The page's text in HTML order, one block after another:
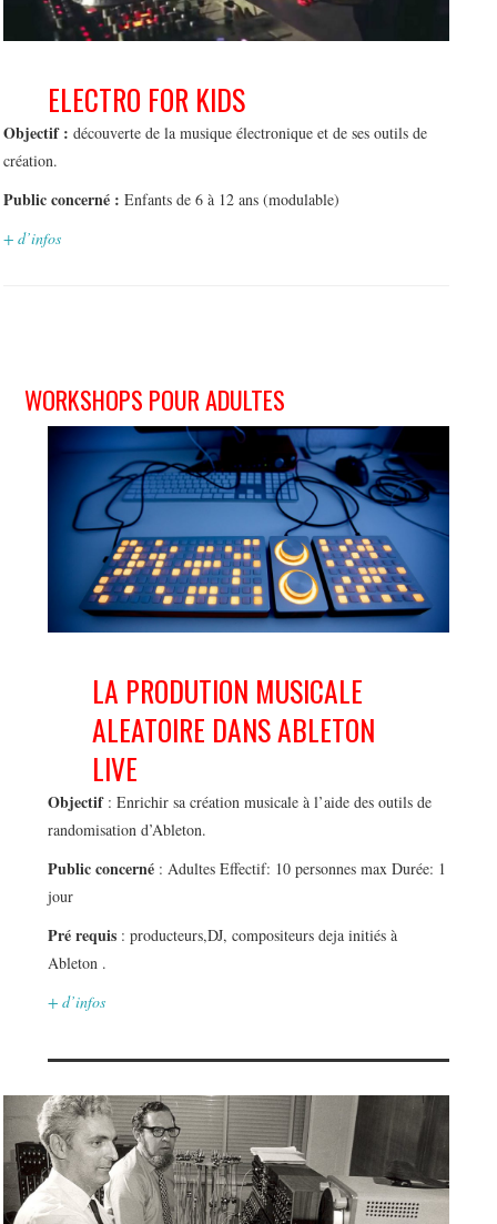
ELECTRO FOR KIDS
Objectif : découverte de la musique électronique et de ses outils de
création.
Public concerné : Enfants de 6 à 12 ans (modulable)
+ d’infos
WORKSHOPS POUR ADULTES
LA PRODUTION MUSICALE
ALEATOIRE DANS ABLETON
LIVE
Objectif: Enrichir sa création musicale à l’aide des outils de
randomisation d’Ableton.
Public concerné: Adultes Effectif: 10 personnes max Durée: 1
jour
Pré requis: producteurs,DJ, compositeurs deja initiés à
Ableton .
+ d’infos